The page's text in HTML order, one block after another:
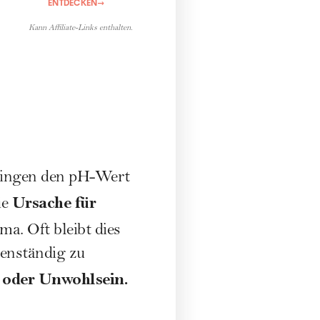
ENTDECKEN→
Kann Affiliate-Links enthalten.
den pH-Wert
Ursache für
Oft bleibt dies
zu
Unwohlsein.